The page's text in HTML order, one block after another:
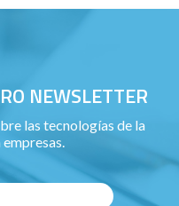
NEWSLETTER
las tecnologías de la